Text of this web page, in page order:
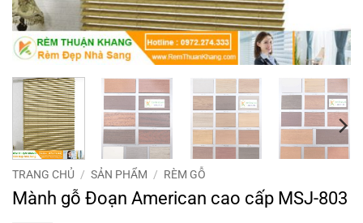
TRANG CHỦ / SẢN PHẨM / RÈM GỖ
Mành gỗ Đoạn American cao cấp MSJ-803